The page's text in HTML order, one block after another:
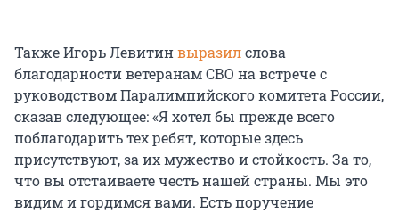
Также Игорь Левитинвыразилслова
благодарности ветеранам СВО на встрече с
руководством Паралимпийского комитета России,
сказав следующее: «Я хотел бы прежде всего
поблагодарить тех ребят, которые здесь
присутствуют, за их мужество и стойкость. За то,
что вы отстаиваете честь нашей страны. Мы это
видим и гордимся вами. Есть поручение